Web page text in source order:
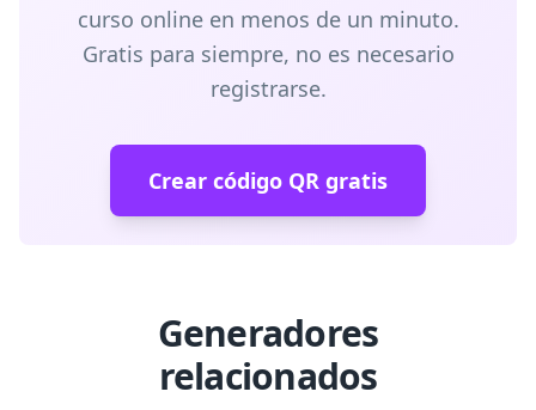
curso online en menos de un minuto.
Gratis para siempre, no es necesario
registrarse.
Crear código QR gratis
Generadores
relacionados